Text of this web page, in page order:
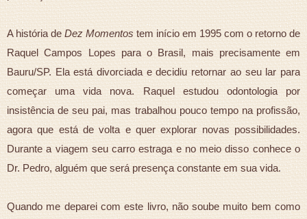
A história deDez Momentos tem início em 1995 com o retorno de
Raquel Campos Lopes para o Brasil, mais precisamente em
Bauru/SP. Ela está divorciada e decidiu retornar ao seu lar para
começar uma vida nova. Raquel estudou odontologia por
insistência de seu pai, mas trabalhou pouco tempo na profissão,
agora que está de volta e quer explorar novas possibilidades.
Durante a viagem seu carro estraga e no meio disso conhece o
Dr. Pedro, alguém que será presença constante em sua vida.
Quando me deparei com este livro, não soube muito bem como